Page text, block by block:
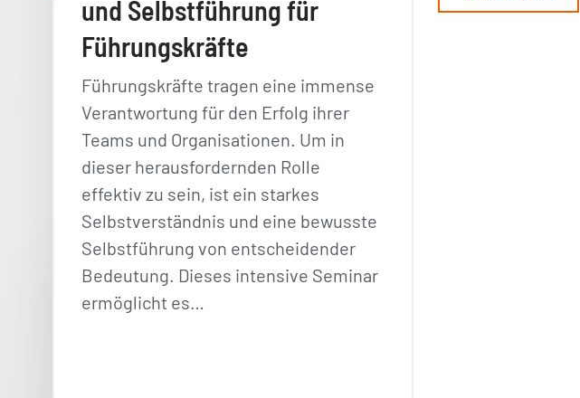
und Selbstführung für
Führungskräfte
Führungskräfte tragen eine immense
Verantwortung für den Erfolg ihrer
Teams und Organisationen. Um in
dieser herausfordernden Rolle
effektiv zu sein, ist ein starkes
Selbstverständnis und eine bewusste
Selbstführung von entscheidender
Bedeutung. Dieses intensive Seminar
ermöglicht es…